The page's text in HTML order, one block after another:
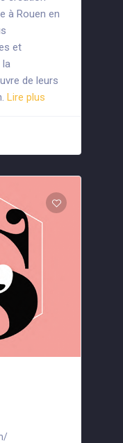
à Rouen en
et
la
de leurs
Lire plus